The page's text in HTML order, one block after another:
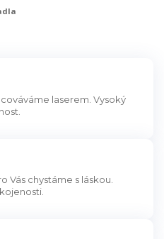
laserem. Vysoký
Vás chystáme s láskou.